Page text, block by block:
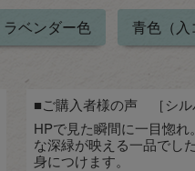
ベンダー色 青色（入
■ご購入者様の声 ［シル
HPで見た瞬間に一目惚
な深緑が映える一品でした
身につけます。